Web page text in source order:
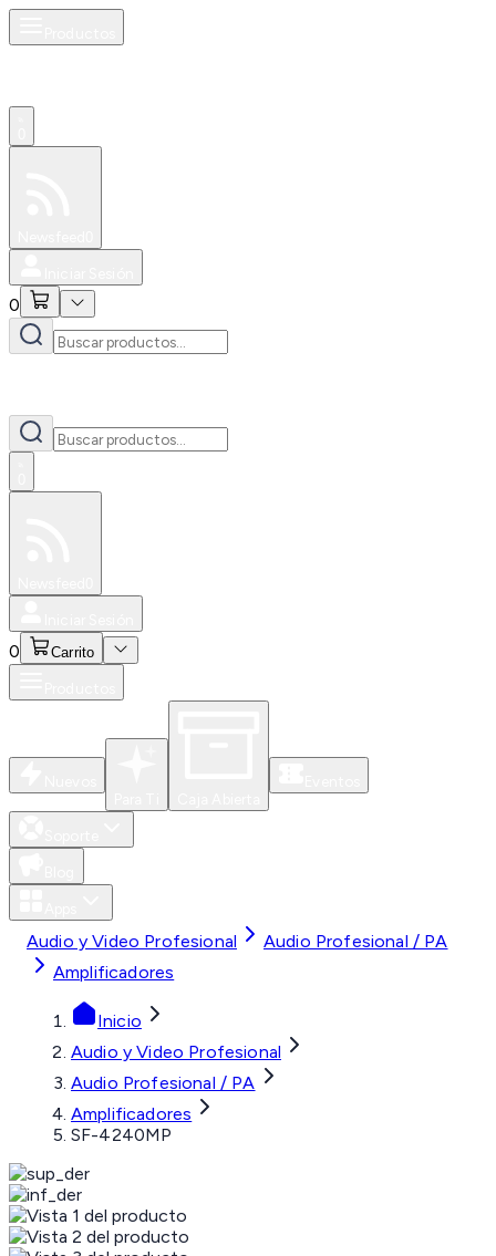
0
0 Carrito
Audio y Video Profesional
Audio Profesional / PA
Amplificadores
Inicio
Audio y Video Profesional
Audio Profesional / PA
Amplificadores
SF-4240MP